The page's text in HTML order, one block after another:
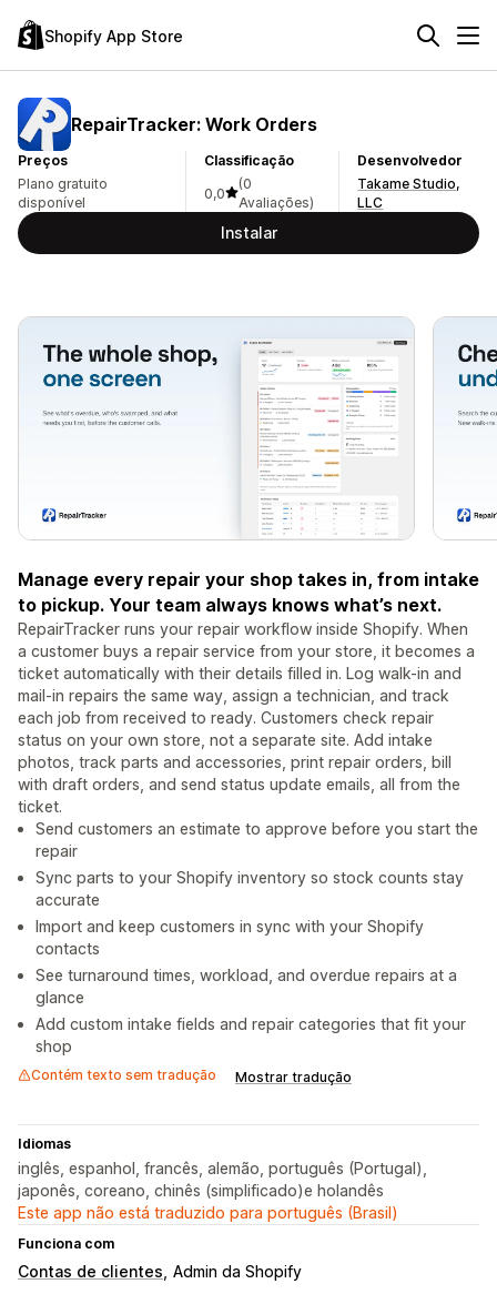
Shopify App Store
RepairTracker: Work Orders
Preços
Plano gratuito
disponível
Classificação
0,0
(0
Avaliações)
Desenvolvedor
Takame Studio,
LLC
Instalar
Manage every repair your shop takes in, from intake
to pickup. Your team always knows what’s next.
RepairTracker runs your repair workflow inside Shopify. When
a customer buys a repair service from your store, it becomes a
ticket automatically with their details filled in. Log walk-in and
mail-in repairs the same way, assign a technician, and track
each job from received to ready. Customers check repair
status on your own store, not a separate site. Add intake
photos, track parts and accessories, print repair orders, bill
with draft orders, and send status update emails, all from the
ticket.
Send customers an estimate to approve before you start the
repair
Sync parts to your Shopify inventory so stock counts stay
accurate
Import and keep customers in sync with your Shopify
contacts
See turnaround times, workload, and overdue repairs at a
glance
Add custom intake fields and repair categories that fit your
shop
Contém texto sem tradução Mostrar tradução
Idiomas
inglês, espanhol, francês, alemão, português (Portugal),
japonês, coreano, chinês (simplificado)e holandês
Este app não está traduzido para português (Brasil)
Funciona com
Contas de clientes Admin da Shopify